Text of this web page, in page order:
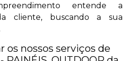
entende a
cliente, buscando a sua
os nossos serviços de